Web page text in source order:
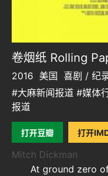
卷烟纸 Rolling
2016 美国 喜剧 / 纪
#大麻新闻报道 #媒体
报道
打开豆瓣 打开
Mitch Dickman
At ground zero of